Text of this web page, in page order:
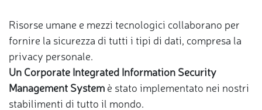
Risorse umane e mezzi tecnologici collaborano per
fornire la sicurezza di tutti i tipi di dati, compresa la
privacy personale.
Un Corporate Integrated Information Security
Management System è stato implementato nei nostri
stabilimenti di tutto il mondo.